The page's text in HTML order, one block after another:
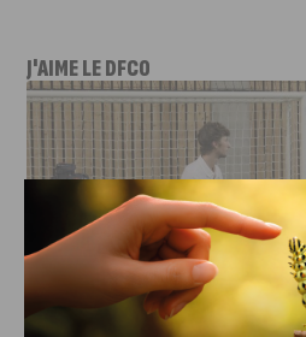
J'AIME LE DFCO
DFCO : RENCONTRE AVEC
L’ARTISAN DE LA MONTÉE EN